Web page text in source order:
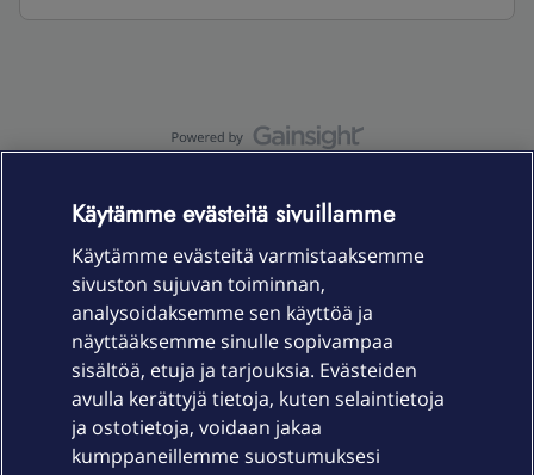
Laitteet & liittymät
Palvelut
Käytämme evästeitä sivuillamme
Käytämme evästeitä varmistaaksemme
sivuston sujuvan toiminnan,
analysoidaksemme sen käyttöä ja
näyttääksemme sinulle sopivampaa
sisältöä, etuja ja tarjouksia. Evästeiden
avulla kerättyjä tietoja, kuten selaintietoja
ja ostotietoja, voidaan jakaa
kumppaneillemme suostumuksesi